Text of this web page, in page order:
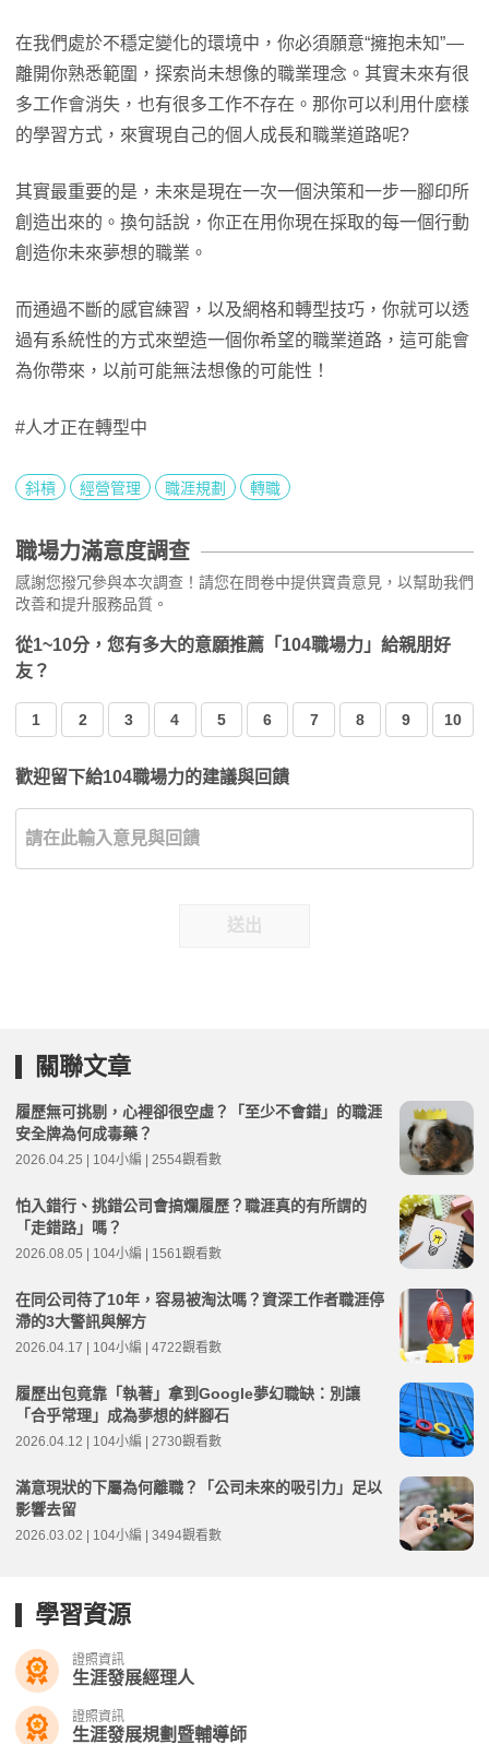
在我們處於不穩定變化的環境中，你必須願意“擁抱未知” —
離開你熟悉範圍，探索尚未想像的職業理念。其實未來有很
多工作會消失，也有很多工作不存在。那你可以利用什麼樣
的學習方式，來實現自己的個人成長和職業道路呢?
其實最重要的是，未來是現在一次一個決策和一步一腳印所
創造出來的。換句話說，你正在用你現在採取的每一個行動
創造你未來夢想的職業。
而通過不斷的感官練習，以及網格和轉型技巧，你就可以透
過有系統性的方式來塑造一個你希望的職業道路，這可能會
為你帶來，以前可能無法想像的可能性！
#人才正在轉型中
斜槓 經營管理 職涯規劃 轉職
職場力滿意度調查
感謝您撥冗參與本次調查！請您在問卷中提供寶貴意見，以幫助我們
改善和提升服務品質。
從1~10分，您有多大的意願推薦「104職場力」給親朋好
友？
1 2 3 4 5 6 7 8 9 10
歡迎留下給104職場力的建議與回饋
送出
關聯文章
履歷無可挑剔，心裡卻很空虛？「至少不會錯」的職涯
安全牌為何成毒藥？
2026.04.25 | 104小編 | 2554觀看數
怕入錯行、挑錯公司會搞爛履歷？職涯真的有所謂的
「走錯路」嗎？
2026.08.05 | 104小編 | 1561觀看數
在同公司待了10年，容易被淘汰嗎？資深工作者職涯停
滯的3大警訊與解方
2026.04.17 | 104小編 | 4722觀看數
履歷出包竟靠「執著」拿到Google夢幻職缺：別讓
「合乎常理」成為夢想的絆腳石
2026.04.12 | 104小編 | 2730觀看數
滿意現狀的下屬為何離職？「公司未來的吸引力」足以
影響去留
2026.03.02 | 104小編 | 3494觀看數
學習資源
證照資訊
生涯發展經理人
證照資訊
生涯發展規劃暨輔導師